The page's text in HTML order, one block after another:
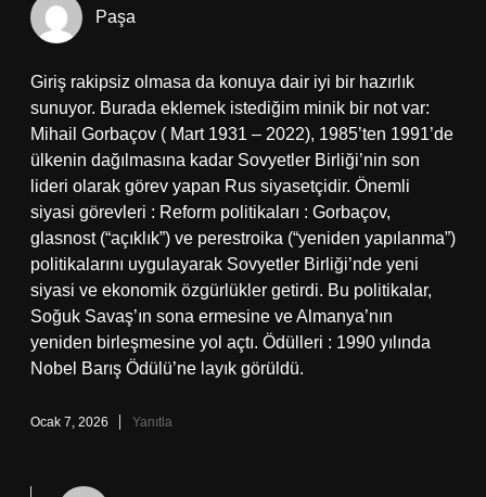
Paşa
Giriş rakipsiz olmasa da konuya dair iyi bir hazırlık
sunuyor. Burada eklemek istediğim minik bir not var:
Mihail Gorbaçov ( Mart 1931 – 2022), 1985’ten 1991’de
ülkenin dağılmasına kadar Sovyetler Birliği’nin son
lideri olarak görev yapan Rus siyasetçidir. Önemli
siyasi görevleri : Reform politikaları : Gorbaçov,
glasnost (“açıklık”) ve perestroika (“yeniden yapılanma”)
politikalarını uygulayarak Sovyetler Birliği’nde yeni
siyasi ve ekonomik özgürlükler getirdi. Bu politikalar,
Soğuk Savaş’ın sona ermesine ve Almanya’nın
yeniden birleşmesine yol açtı. Ödülleri : 1990 yılında
Nobel Barış Ödülü’ne layık görüldü.
Ocak 7, 2026 Yanıtla